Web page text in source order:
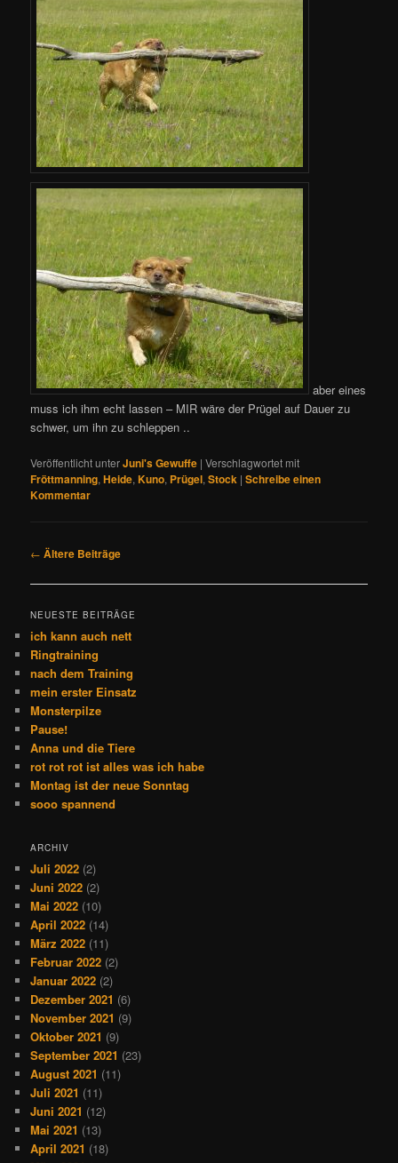
aber eines
muss ich ihm echt lassen – MIR wäre der Prügel auf Dauer zu
schwer, um ihn zu schleppen ..
Veröffentlicht unterJuni's Gewuffe |Verschlagwortet mit
Fröttmanning,Heide,Kuno, Prügel,Stock |Schreibe einen
Kommentar
Beitrags-
← Ältere Beiträge
NEUESTE BEITRÄGE
ich kann auch nett
Ringtraining
nach dem Training
mein erster Einsatz
Monsterpilze
Pause!
Anna und die Tiere
rot rot rot ist alles was ich habe
Montag ist der neue Sonntag
sooo spannend
ARCHIV
Juli 2022 (2)
Juni 2022 (2)
Mai 2022 (10)
April 2022 (14)
März 2022 (11)
Februar 2022 (2)
Januar 2022 (2)
Dezember 2021 (6)
November 2021 (9)
Oktober 2021 (9)
September 2021 (23)
August 2021 (11)
Juli 2021 (11)
Juni 2021 (12)
Mai 2021 (13)
April 2021 (18)